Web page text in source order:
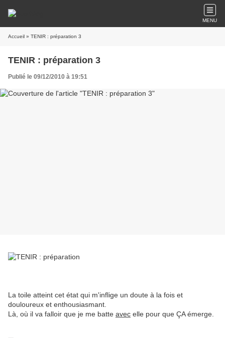
MENU
Accueil » TENIR : préparation 3
TENIR : préparation 3
Publié le 09/12/2010 à 19:51
La toile atteint cet état qui m'inflige un doute à la fois et
douloureux et enthousiasmant.
Là, où il va falloir que je me batte avec elle pour que ÇA émerge.